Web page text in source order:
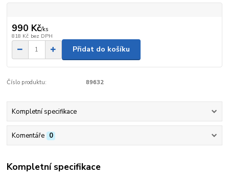
990 Kč/ks
818 Kč bez DPH
Přidat do košíku
Číslo produktu: 89632
Kompletní specifikace
Komentáře 0
Kompletní specifikace